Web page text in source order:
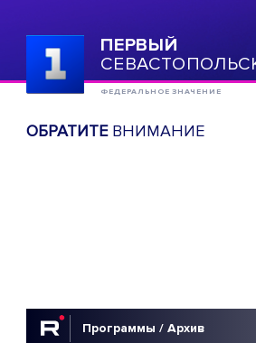
ПЕРВЫЙ
ФЕДЕРАЛЬНОЕ ЗНАЧЕНИЕ
ОБРАТИТЕВНИМАНИЕ
Программы / Архив